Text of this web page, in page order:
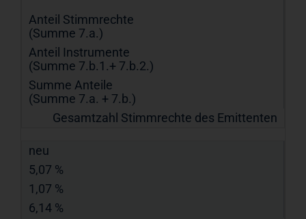
Anteil Stimmrechte
(Summe 7.a.)
Anteil Instrumente
(Summe 7.b.1.+ 7.b.2.)
Summe Anteile
(Summe 7.a. + 7.b.)
Gesamtzahl Stimmrechte des Emittenten
neu
5,07 %
1,07 %
6,14 %